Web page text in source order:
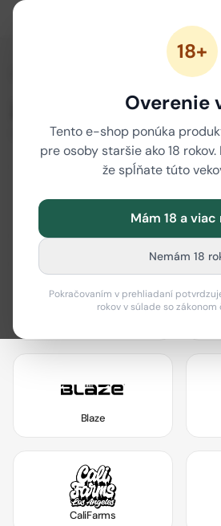
18+
Overenie
Tento e-shop ponúka
pre osoby staršie ako 18
že spĺňate túto
Mám 18 a
Nemám 18
Pokračovaním v prehliadaní
rokov v súlade so zákonom
80 značiek
Blaze
CaliFarms